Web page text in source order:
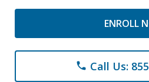
ENROLL
phone Call Us: